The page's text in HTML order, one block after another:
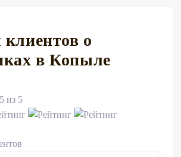
о
в Копыле
из 5